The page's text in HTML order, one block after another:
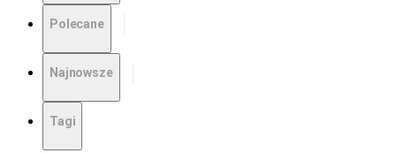
Polecane
Najnowsze
Tagi